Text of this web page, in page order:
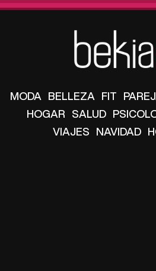
MODA BELLEZA FIT
HOGAR SALUD
VIAJES NAVIDAD